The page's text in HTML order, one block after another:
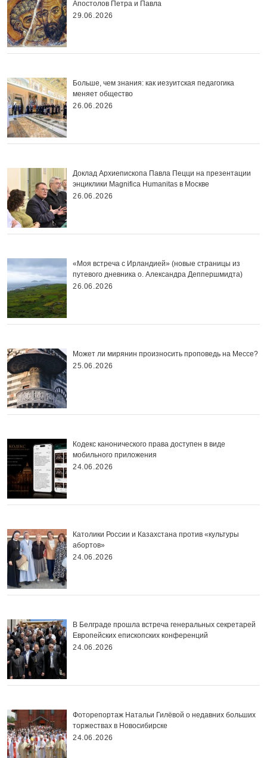
Апостолов Петра и Павла
29.06.2026
Больше, чем знания: как иезуитская педагогика
меняет общество
26.06.2026
Доклад Архиепископа Павла Пецци на презентации
энциклики Magnifica Нumanitas в Москве
26.06.2026
«Моя встреча с Ирландией» (новые страницы из
путевого дневника о. Александра Деппершмидта)
26.06.2026
Может ли мирянин произносить проповедь на Мессе?
25.06.2026
Кодекс канонического права доступен в виде
мобильного приложения
24.06.2026
Католики России и Казахстана против «культуры
абортов»
24.06.2026
В Белграде прошла встреча генеральных секретарей
Европейских епископских конференций
24.06.2026
Фоторепортаж Натальи Гилёвой о недавних больших
торжествах в Новосибирске
24.06.2026